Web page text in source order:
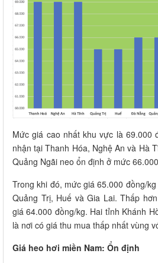
Mức giá cao nhất khu vực là 69.000
nhận tại Thanh Hóa, Nghệ An và Hà
Quảng Ngãi neo ổn định ở mức
Trong khi đó, mức giá 65.000 đồng/
Quảng Trị, Huế và Gia Lai. Thấp
giá 64.000 đồng/kg. Hai tỉnh Khánh
là nơi có giá thu mua thấp nhất vùng
Giá heo hơi miền Nam: Ổn định